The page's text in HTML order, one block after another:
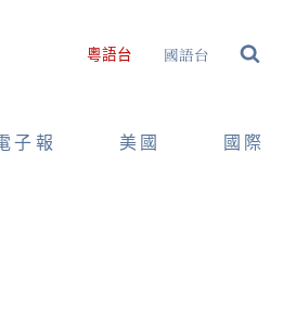
粵語台 國語台
子報 美國 國際